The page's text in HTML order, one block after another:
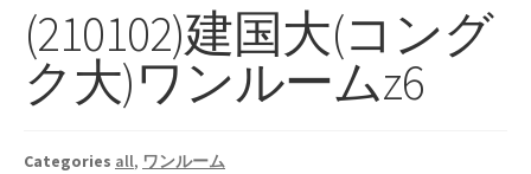
(210102)建国大(コング
ク大)ワンルームz6
Categories all, ワンルーム